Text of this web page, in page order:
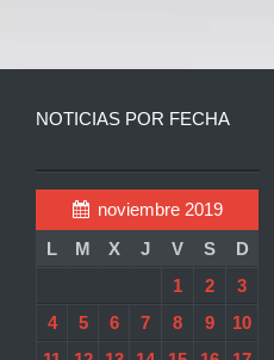
NOTICIAS POR FECHA
noviembre 2019
L
M X J V S
D
1
2
3
4
5 6 7 8 9
10